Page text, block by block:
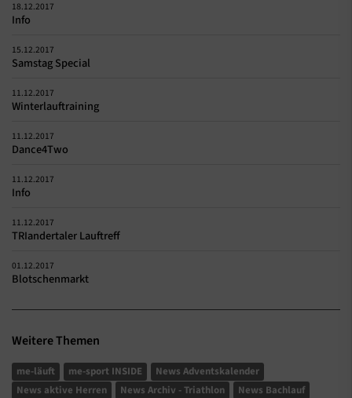
18.12.2017
Info
15.12.2017
Samstag Special
11.12.2017
Winterlauftraining
11.12.2017
Dance4Two
11.12.2017
Info
11.12.2017
TRIandertaler Lauftreff
01.12.2017
Blotschenmarkt
Weitere Themen
me-läuft me-sport INSIDE
News Adventskalender
News aktive Herren
News Archiv - Triathlon
News Bachlauf